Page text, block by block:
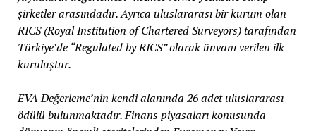
şirketler arasındadır. Ayrıca uluslararası bir kurum olan
RICS (Royal Institution of Chartered Surveyors) tarafından
Türkiye’de “Regulated by RICS” olarak ünvanı verilen ilk
kuruluştur.
EVA Değerleme’nin kendi alanında 26 adet uluslararası
ödülü bulunmaktadır. Finans piyasaları konusunda